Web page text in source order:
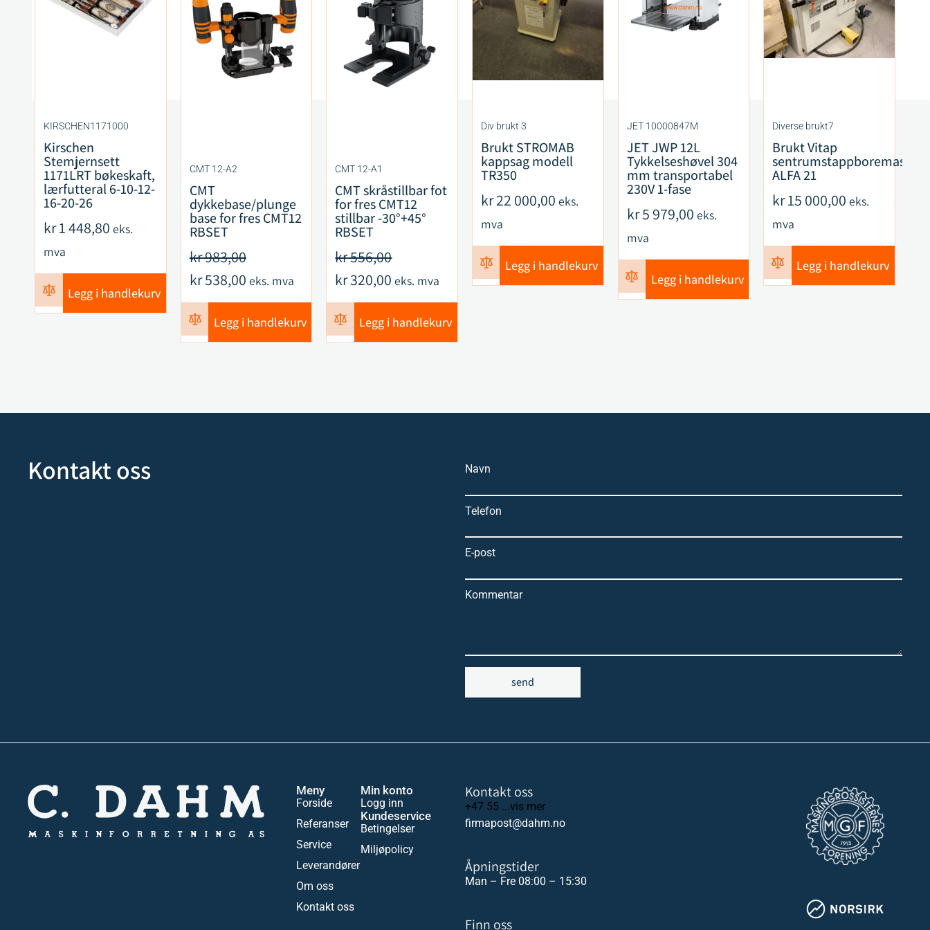
KIRSCHEN1171000
Kirschen
Stemjernsett
1171LRT bøkeskaft,
lærfutteral 6-10-12-
16-20-26
kr1 448,80 eks.
mva
Legg i handlekurv
CMT 12-A2
CMT
dykkebase/plunge
base for fres CMT12
RBSET
kr983,00
kr538,00 eks. mva
Legg i handlekurv
CMT 12-A1
CMT skråstillbar fot
for fres CMT12
stillbar -30°+45°
RBSET
kr556,00
kr320,00 eks. mva
Legg i handlekurv
Div brukt 3
Brukt STROMAB
kappsag modell
TR350
kr22 000,00 eks.
mva
Legg i handlekurv
JET 10000847M
JET JWP 12L
Tykkelseshøvel 304
mm transportabel
230V 1-fase
kr5 979,00 eks.
mva
Legg i handlekurv
Diverse brukt7
Brukt Vitap
sentrumstappboremaskin
ALFA 21
kr15 000,00 eks.
mva
Legg i handlekurv
Kontakt oss Navn
Telefon
E-post
Kommentar
send
Meny
Forside
Referanser
Service
Leverandører
Om oss
Kontakt oss
Min konto
Logg inn
Kundeservice
Betingelser
Miljøpolicy
Kontakt oss
+47 55 ...vis mer
firmapost@dahm.no
Åpningstider
Man – Fre 08:00 – 15:30
Finn oss